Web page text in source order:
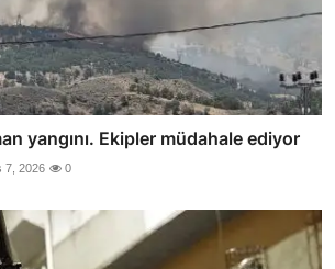
yangını. Ekipler müdahale ediyor
7, 2026 0